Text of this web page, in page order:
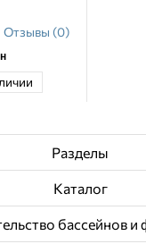
Отзывы (0)
Разделы
Каталог
бассейнов и